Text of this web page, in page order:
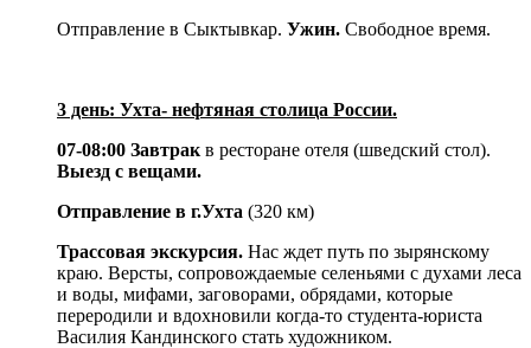
Отправление в Сыктывкар. Ужин. Свободное время.
3 день: Ухта- нефтяная столица России.
07-08:00 Завтрак в ресторане отеля (шведский стол).
Выезд с вещами.
Отправление в г.Ухта (320 км)
Трассовая экскурсия. Нас ждет путь по зырянскому
краю. Версты, сопровождаемые селеньями с духами леса
и воды, мифами, заговорами, обрядами, которые
переродили и вдохновили когда-то студента-юриста
Василия Кандинского стать художником.